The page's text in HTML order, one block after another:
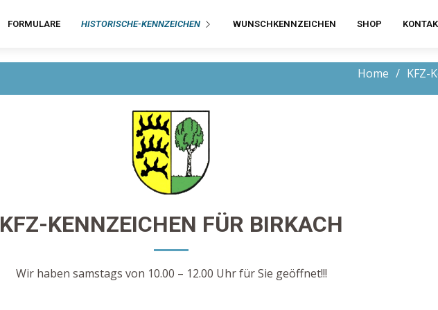
FORMULARE HISTORISCHE-KENNZEICHEN WUNSCHKENNZEICHEN SHOP
Home KFZ-
KFZ-KENNZEICHEN FÜR BIRKACH
Wir haben samstags von 10.00 – 12.00 Uhr für Sie geöffnet!!!